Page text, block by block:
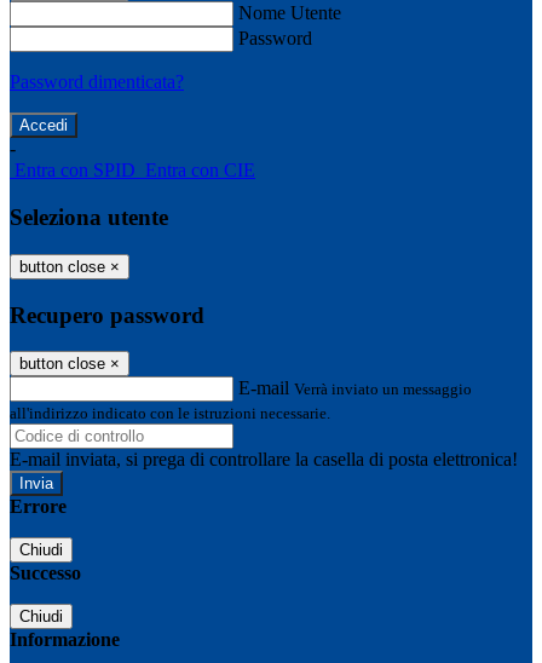
Nome Utente
Password
Password dimenticata?
-
Entra con SPID Entra con CIE
Seleziona utente
button close ×
Recupero password
button close ×
E-mail Verrà inviato un messaggio
all'indirizzo indicato con le istruzioni necessarie.
E-mail inviata, si prega di controllare la casella di posta elettronica!
Errore
Chiudi
Successo
Chiudi
Informazione